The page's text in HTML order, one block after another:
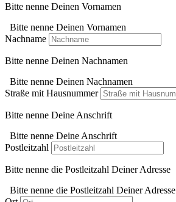
Bitte nenne Deinen Vornamen
Bitte nenne Deinen Vornamen
Nachname
Bitte nenne Deinen Nachnamen
Bitte nenne Deinen Nachnamen
Straße mit Hausnummer
Bitte nenne Deine Anschrift
Bitte nenne Deine Anschrift
Postleitzahl
Bitte nenne die Postleitzahl Deiner Adresse
Bitte nenne die Postleitzahl Deiner Adresse